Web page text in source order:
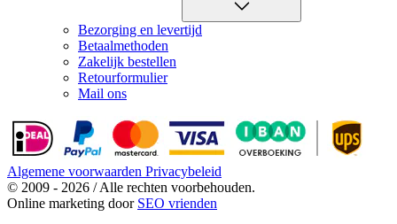
Bezorging en levertijd
Betaalmethoden
Zakelijk bestellen
Retourformulier
Mail ons
Algemene voorwaarden Privacybeleid
© 2009 - 2026 / Alle rechten voorbehouden.
Online marketing door SEO vrienden